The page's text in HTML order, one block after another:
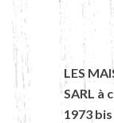
LES
SARL à
1973